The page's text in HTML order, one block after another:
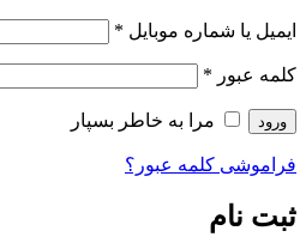
ایمیل یا شماره موبایل *
کلمه عبور *
ورود مرا به خاطر بسپار
فراموشی کلمه عبور؟
ثبت نام